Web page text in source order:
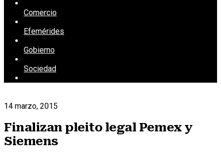
Comercio
Efemérides
Gobierno
Sociedad
14 marzo, 2015
Finalizan pleito legal Pemex y
Siemens